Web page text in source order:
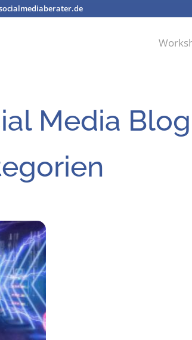
Media Blog